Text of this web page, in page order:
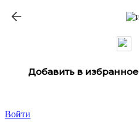
Добавить в избранное
Войти